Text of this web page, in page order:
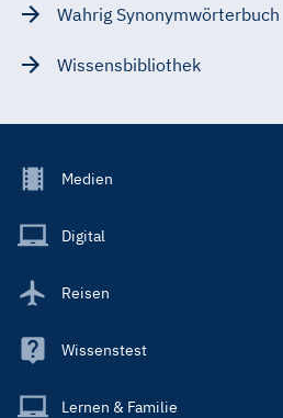
Wahrig Synonymwörterbuch
Wissensbibliothek
Footer
Main
Medien
Digital
Reisen
Wissenstest
Lernen & Familie